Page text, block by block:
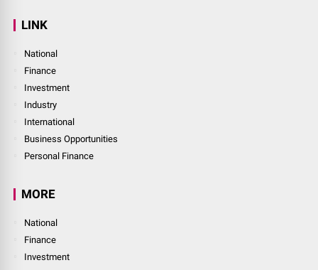
LINK
National
Finance
Investment
Industry
International
Business Opportunities
Personal Finance
MORE
National
Finance
Investment